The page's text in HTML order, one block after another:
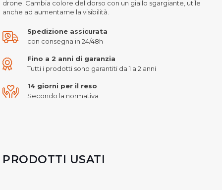
drone. Cambia colore del dorso con un giallo sgargiante, utile
anche ad aumentarne la visibilità.
Spedizione assicurata
con consegna in 24/48h
Fino a 2 anni di garanzia
Tutti i prodotti sono garantiti da 1 a 2 anni
14 giorni per il reso
Secondo la normativa
PRODOTTI USATI